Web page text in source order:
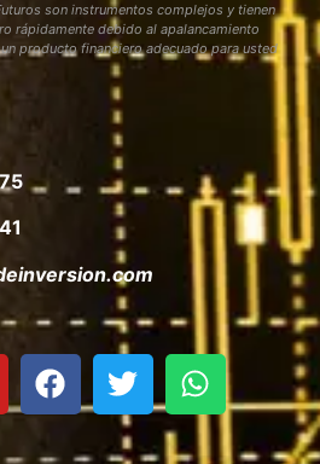
son instrumentos complejos y tienen
rápidamente debido al apalancamiento
producto financiero adecuado para usted